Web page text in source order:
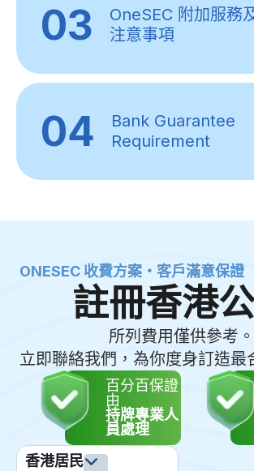
03
OneSEC 附加服務
注意事項
04
Bank Guarantee
Requirement
ONESEC 收費方案・客戶滿意保證
註冊香港
所列費用僅供參考。
立即聯絡我們，為你度身訂造最
百分百保證
由
持牌專業人
員處理
香港居民